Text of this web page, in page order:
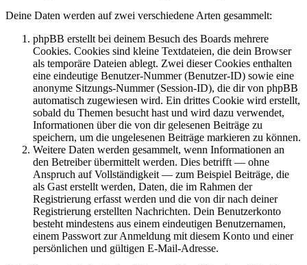
Deine Daten werden auf zwei verschiedene Arten gesammelt:
phpBB erstellt bei deinem Besuch des Boards mehrere
Cookies. Cookies sind kleine Textdateien, die dein Browser
als temporäre Dateien ablegt. Zwei dieser Cookies enthalten
eine eindeutige Benutzer-Nummer (Benutzer-ID) sowie eine
anonyme Sitzungs-Nummer (Session-ID), die dir von phpBB
automatisch zugewiesen wird. Ein drittes Cookie wird erstellt,
sobald du Themen besucht hast und wird dazu verwendet,
Informationen über die von dir gelesenen Beiträge zu
speichern, um die ungelesenen Beiträge markieren zu können.
Weitere Daten werden gesammelt, wenn Informationen an
den Betreiber übermittelt werden. Dies betrifft — ohne
Anspruch auf Vollständigkeit — zum Beispiel Beiträge, die
als Gast erstellt werden, Daten, die im Rahmen der
Registrierung erfasst werden und die von dir nach deiner
Registrierung erstellten Nachrichten. Dein Benutzerkonto
besteht mindestens aus einem eindeutigen Benutzernamen,
einem Passwort zur Anmeldung mit diesem Konto und einer
persönlichen und gültigen E-Mail-Adresse.